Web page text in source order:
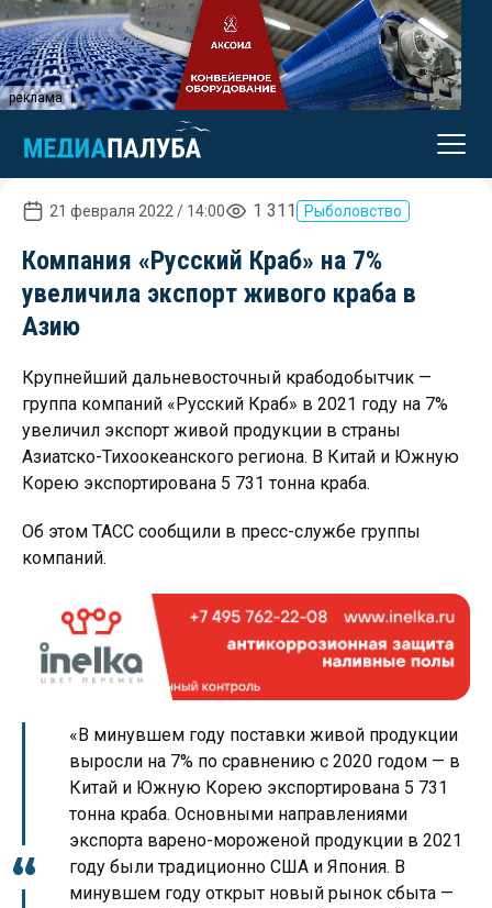
реклама
21 февраля 2022 / 14:00 1 311 Рыболовство
Компания «Русский Краб» на 7%
увеличила экспорт живого краба в
Азию
Крупнейший дальневосточный крабодобытчик —
группа компаний «Русский Краб» в 2021 году на 7%
увеличил экспорт живой продукции в страны
Азиатско-Тихоокеанского региона. В Китай и Южную
Корею экспортирована 5 731 тонна краба.
Об этом ТАСС сообщили в пресс-службе группы
компаний.
«В минувшем году поставки живой продукции
выросли на 7% по сравнению с 2020 годом — в
Китай и Южную Корею экспортирована 5 731
тонна краба. Основными направлениями
экспорта варено-мороженой продукции в 2021
году были традиционно США и Япония. В
минувшем году открыт новый рынок сбыта —